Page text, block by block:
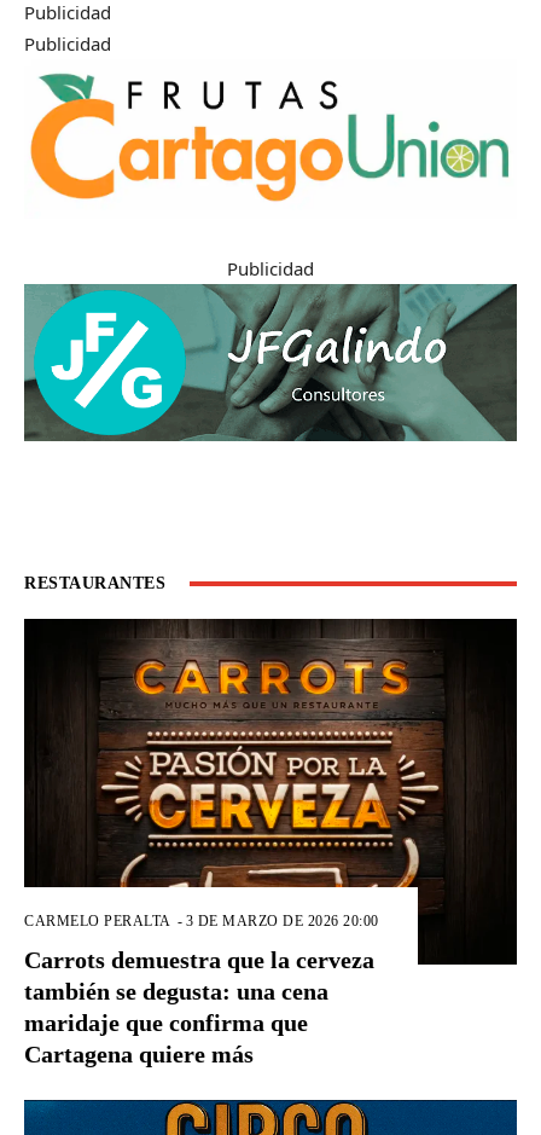
Publicidad
Publicidad
Publicidad
RESTAURANTES
CARMELO PERALTA - 3 DE MARZO DE 2026 20:00
Carrots demuestra que la cerveza
también se degusta: una cena
maridaje que confirma que
Cartagena quiere más